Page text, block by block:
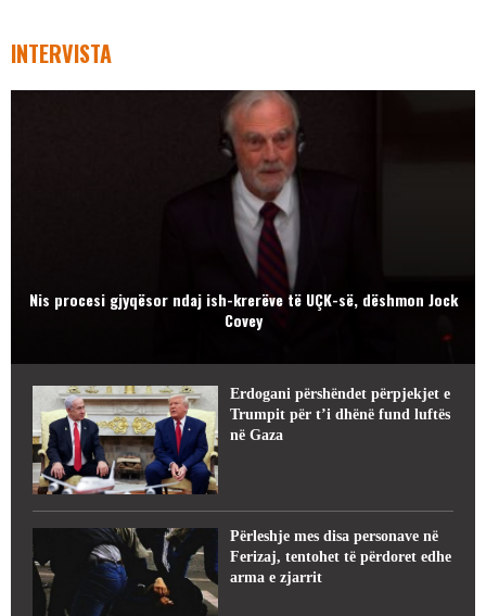
INTERVISTA
Nis procesi gjyqësor ndaj ish-krerëve të UÇK-së, dëshmon Jock
Covey
Erdogani përshëndet përpjekjet e
Trumpit për t’i dhënë fund luftës
në Gaza
Përleshje mes disa personave në
Ferizaj, tentohet të përdoret edhe
arma e zjarrit